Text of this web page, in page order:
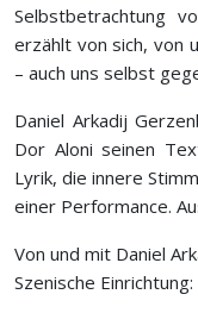
Selbstbetrachtung
erzählt von sich, von
– auch uns selbst
Daniel Arkadij
Dor Aloni seinen
Lyrik, die innere
einer Performance.
Von und mit Daniel
Szenische